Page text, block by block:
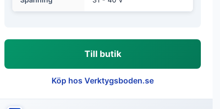
Till butik
Köp hos Verktygsboden.se